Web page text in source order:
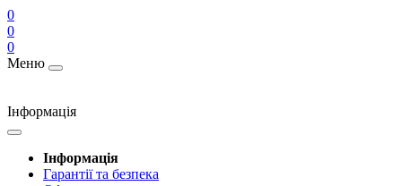
0
0
0
Меню
Інформація
Інформація
Гарантії та безпека